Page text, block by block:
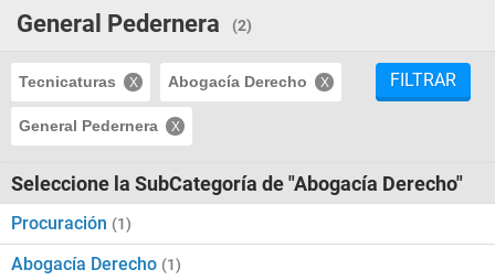
General Pedernera
(2)
Tecnicaturas Abogacía Derecho
General Pedernera
FILTRAR
Seleccione la SubCategoría de "Abogacía Derecho"
Procuración (1)
Abogacía Derecho (1)